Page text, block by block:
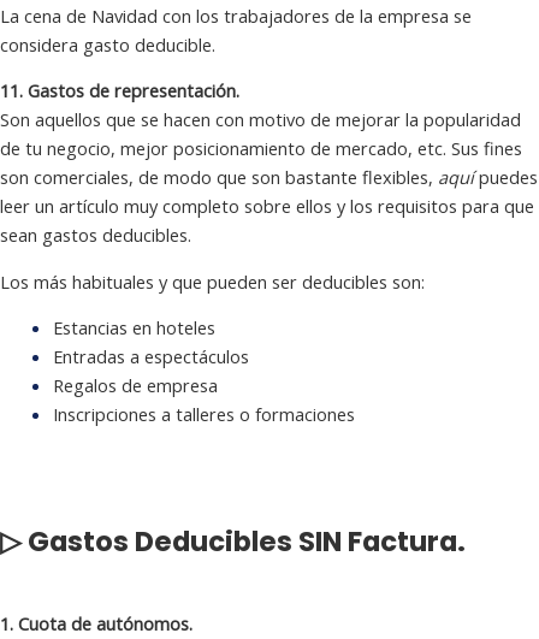
La cena de Navidad con los trabajadores de la empresa se
considera gasto deducible.
11. Gastos de representación.
Son aquellos que se hacen con motivo de mejorar la popularidad
de tu negocio, mejor posicionamiento de mercado, etc. Sus fines
son comerciales, de modo que son bastante flexibles, aquípuedes
leer un artículo muy completo sobre ellos y los requisitos para que
sean gastos deducibles.
Los más habituales y que pueden ser deducibles son:
Estancias en hoteles
Entradas a espectáculos
Regalos de empresa
Inscripciones a talleres o formaciones
▷ Gastos Deducibles SIN Factura.
1. Cuota de autónomos.